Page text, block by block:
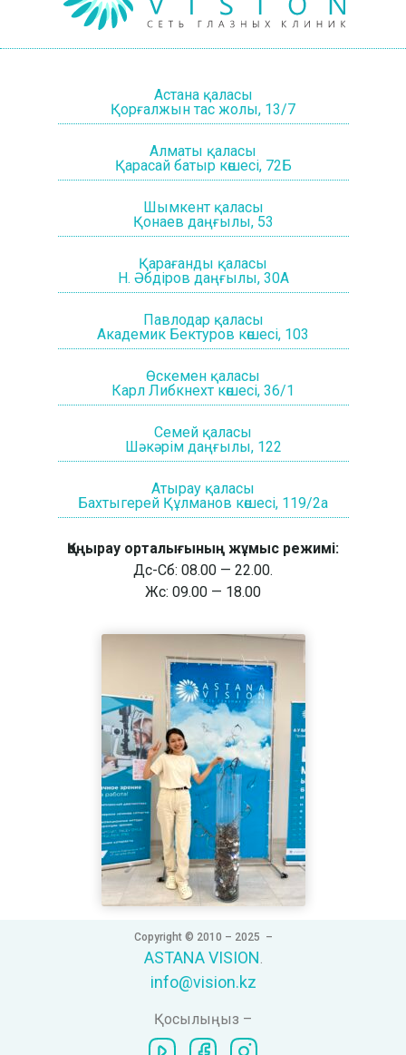
Астана қаласы
Қорғалжын тас жолы, 13/7
Алматы қаласы
Қарасай батыр көшесі, 72Б
Шымкент қаласы
Қонаев даңғылы, 53
Қарағанды қаласы
Н. Әбдіров даңғылы, 30А
Павлодар қаласы
Академик Бектуров көшесі, 103
Өскемен қаласы
Карл Либкнехт көшесі, 36/1
Семей қаласы
Шәкәрім даңғылы, 122
Атырау қаласы
Бахтыгерей Құлманов көшесі, 119/2а
Қоңырау орталығының жұмыс режимі:
Дс-Сб: 08.00 — 22.00.
Жс: 09.00 — 18.00
Copyright © 2010 – 2025 –
ASTANA VISION .
info@vision.kz
Қосылыңыз –